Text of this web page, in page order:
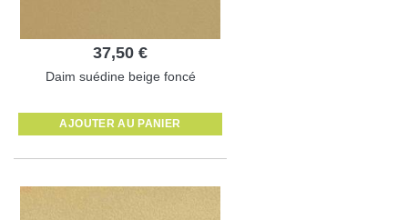
37,50 €
Daim suédine beige foncé
AJOUTER AU PANIER